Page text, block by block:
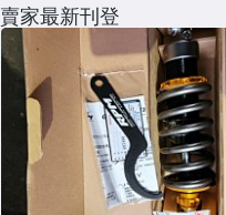
賣家最新刊登